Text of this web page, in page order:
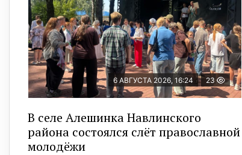
6 АВГУСТА 2026, 16:24 23
В селе Алешинка Навлинского
района состоялся слёт православной
молодёжи